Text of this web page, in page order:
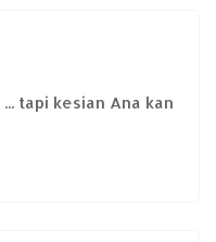
tapi kesian Ana kan